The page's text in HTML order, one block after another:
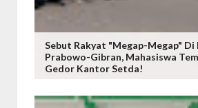
Sebut Rakyat "Megap-Megap" Di
Prabowo-Gibran, Mahasiswa
Gedor Kantor Setda!